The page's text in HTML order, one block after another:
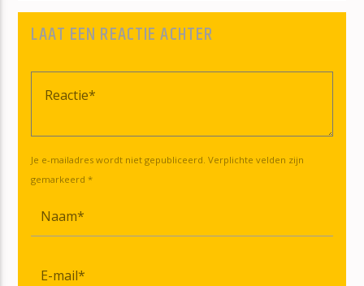
LAAT EEN REACTIE ACHTER
Je e-mailadres wordt niet gepubliceerd. Verplichte velden zijn
gemarkeerd *